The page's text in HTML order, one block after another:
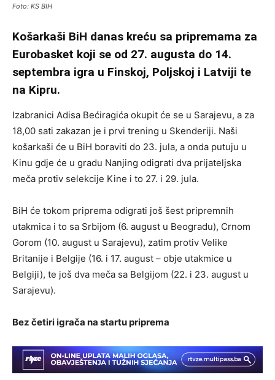
Foto: KS BIH
Košarkaši BiH danas kreću sa pripremama za
Eurobasket koji se od 27. augusta do 14.
septembra igra u Finskoj, Poljskoj i Latviji te
na Kipru.
Izabranici Adisa Bećiragića okupit će se u Sarajevu, a za
18,00 sati zakazan je i prvi trening u Skenderiji. Naši
košarkaši će u BiH boraviti do 23. jula, a onda putuju u
Kinu gdje će u gradu Nanjing odigrati dva prijateljska
meča protiv selekcije Kine i to 27. i 29. jula.
BiH će tokom priprema odigrati još šest pripremnih
utakmica i to sa Srbijom (6. august u Beogradu), Crnom
Gorom (10. august u Sarajevu), zatim protiv Velike
Britanije i Belgije (16. i 17. august – obje utakmice u
Belgiji), te još dva meča sa Belgijom (22. i 23. august u
Sarajevu).
Bez četiri igrača na startu priprema